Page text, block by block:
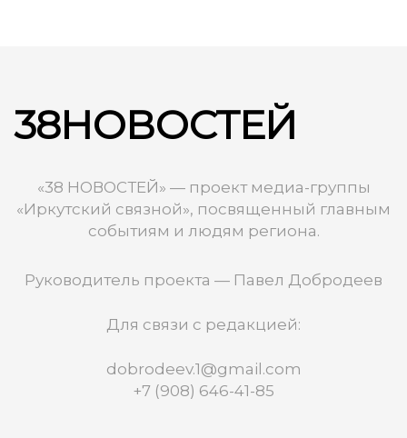
38НОВОСТЕЙ
«38 НОВОСТЕЙ» — проект медиа-группы
«Иркутский связной», посвященный главным
событиям и людям региона.
Руководитель проекта — Павел Добродеев
Для связи с редакцией:
dobrodeev.1@gmail.com
+7 (908) 646-41-85